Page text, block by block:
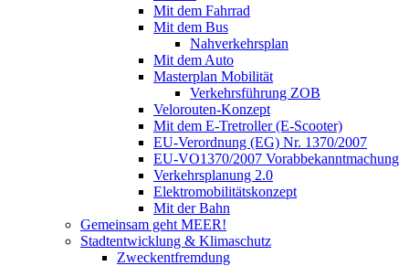
Mit dem Fahrrad
Mit dem Bus
Nahverkehrsplan
Mit dem Auto
Masterplan Mobilität
Verkehrsführung ZOB
Velorouten-Konzept
Mit dem E-Tretroller (E-Scooter)
EU-Verordnung (EG) Nr. 1370/2007
EU-VO1370/2007 Vorabbekanntmachung
Verkehrsplanung 2.0
Elektromobilitätskonzept
Mit der Bahn
Gemeinsam geht MEER!
Stadtentwicklung & Klimaschutz
Zweckentfremdung